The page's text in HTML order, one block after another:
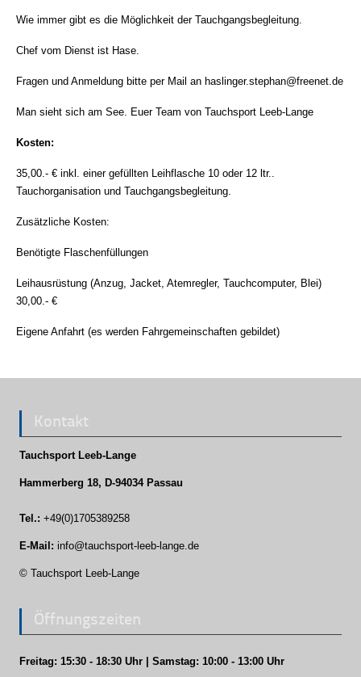
Wie immer gibt es die Möglichkeit der Tauchgangsbegleitung.
Chef vom Dienst ist Hase.
Fragen und Anmeldung bitte per Mail an haslinger.stephan@freenet.de
Man sieht sich am See. Euer Team von Tauchsport Leeb-Lange
Kosten:
35,00.- € inkl. einer gefüllten Leihflasche 10 oder 12 ltr..
Tauchorganisation und Tauchgangsbegleitung.
Zusätzliche Kosten:
Benötigte Flaschenfüllungen
Leihausrüstung (Anzug, Jacket, Atemregler, Tauchcomputer, Blei)
30,00.- €
Eigene Anfahrt (es werden Fahrgemeinschaften gebildet)
Kontakt
Tauchsport Leeb-Lange
Hammerberg 18, D-94034 Passau
Tel.: +49(0)1705389258
E-Mail: info@tauchsport-leeb-lange.de
© Tauchsport Leeb-Lange
Öffnungszeiten
Freitag: 15:30 - 18:30 Uhr | Samstag: 10:00 - 13:00 Uhr